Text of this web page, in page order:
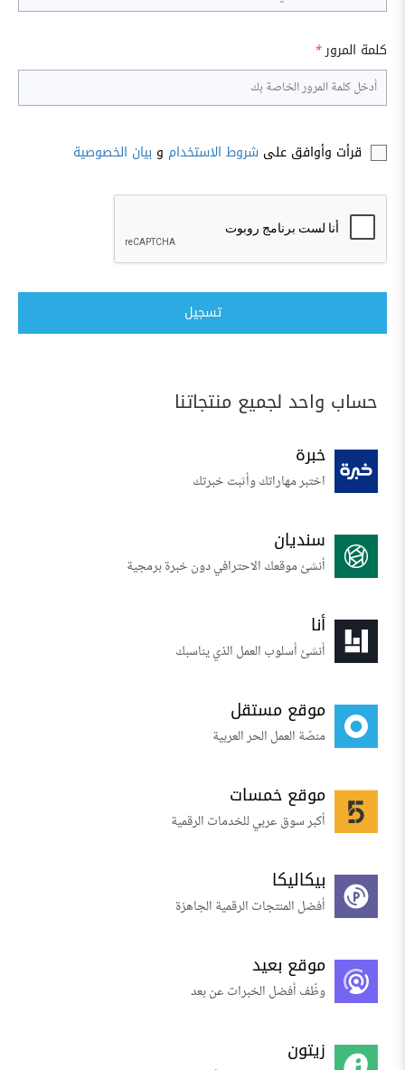
كلمة المرور*
قرأت وأوافق على شروط الاستخدام و بيان الخصوصية
تسجيل
حساب واحد لجميع منتجاتنا
خبرة
اختبر مهاراتك وأثبت خبرتك
سنديان
أنشئ موقعك الاحترافي دون خبرة برمجية
أنا
أنشئ أسلوب العمل الذي يناسبك
موقع مستقل
منصّة العمل الحر العربية
موقع خمسات
أكبر سوق عربي للخدمات الرقمية
بيكاليكا
أفضل المنتجات الرقمية الجاهزة
موقع بعيد
وظّف أفضل الخبرات عن بعد
زيتون